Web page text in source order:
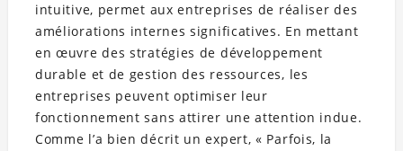
intuitive, permet aux entreprises de réaliser des
améliorations internes significatives. En mettant
en œuvre des stratégies de développement
durable et de gestion des ressources, les
entreprises peuvent optimiser leur
fonctionnement sans attirer une attention indue.
Comme l’a bien décrit un expert, « Parfois, la